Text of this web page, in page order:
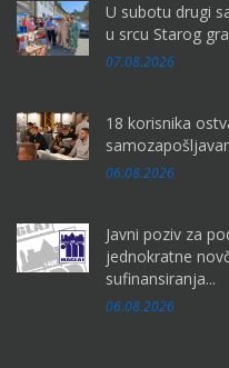
U subotu drugi
u srcu Starog
07.08.2026
18 korisnika
06.08.2026
Javni poziv za
jednokratne
sufinansiranja...
06.08.2026